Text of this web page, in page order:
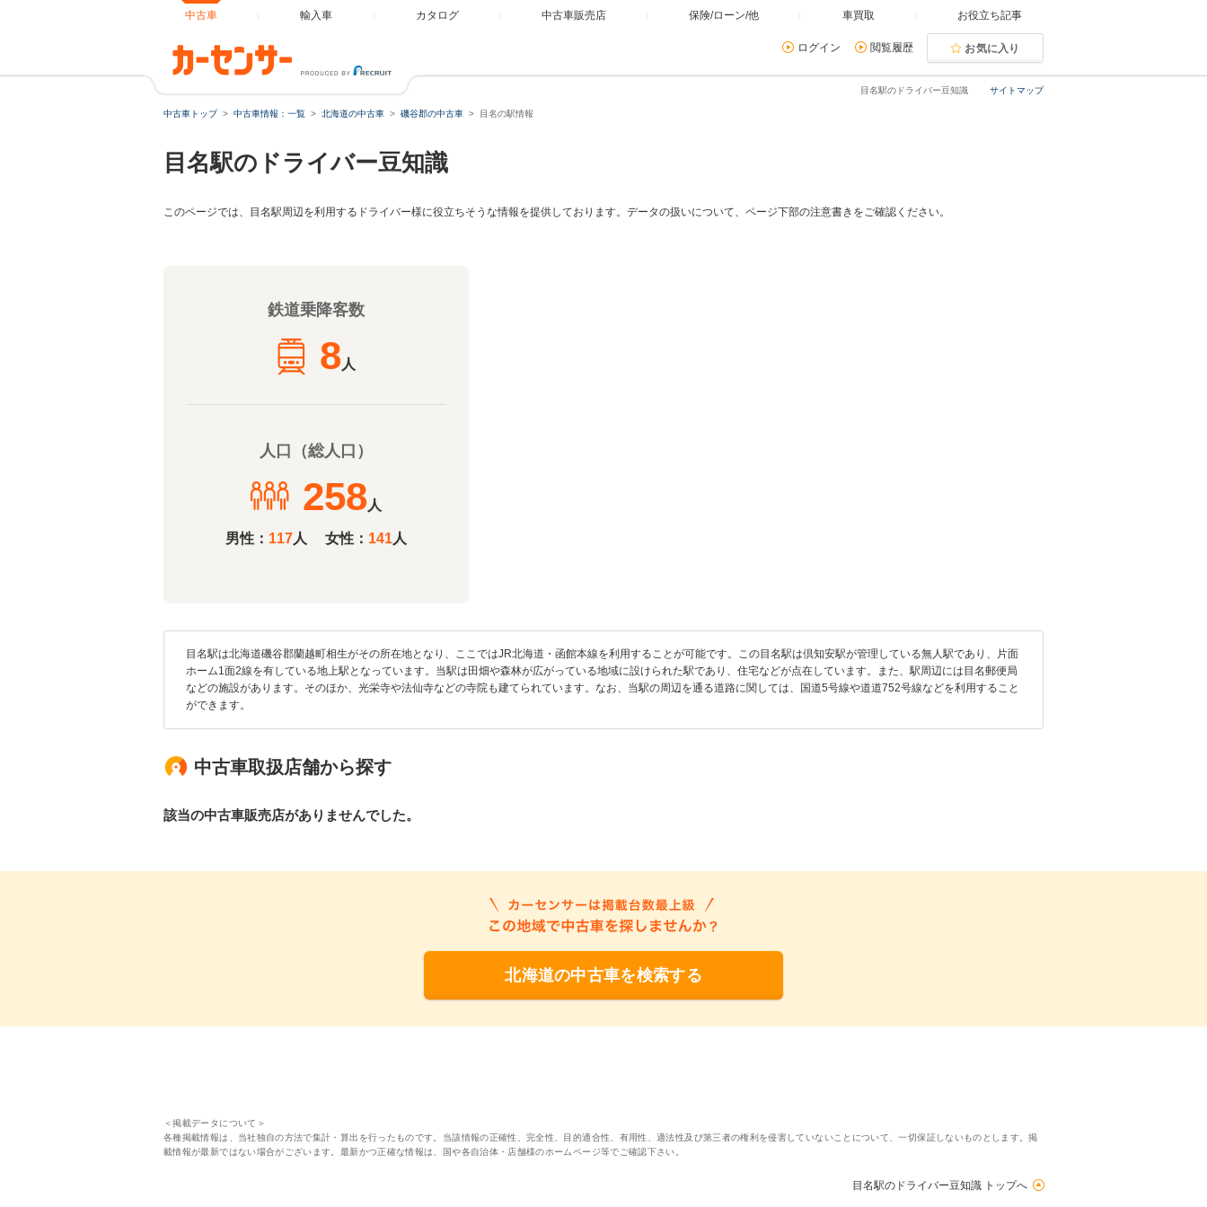
中古車 輸入車 カタログ 中古車販売店 保険/ローン/他 車買取 お役立ち記事
ログイン 閲覧履歴 お気に入り
サイトマップ
目名駅のドライバー豆知識
中古車トップ 中古車情報：一覧 北海道の中古車 磯谷郡の中古車 目名の駅情報
目名駅のドライバー豆知識
このページでは、目名駅周辺を利用するドライバー様に役立ちそうな情報を提供しております。データの扱いについて、ページ下部の注意書きをご確認ください。
鉄道乗降客数
8 人
人口（総人口）
258 人
男性： 117人 女性： 141人
目名駅は北海道磯谷郡蘭越町相生がその所在地となり、ここではJR北海道・函館本線を利用することが可能です。この目名駅は倶知安駅が管理している無人駅であり、片面
ホーム1面2線を有している地上駅となっています。当駅は田畑や森林が広がっている地域に設けられた駅であり、住宅などが点在しています。また、駅周辺には目名郵便局
などの施設があります。そのほか、光栄寺や法仙寺などの寺院も建てられています。なお、当駅の周辺を通る道路に関しては、国道5号線や道道752号線などを利用すること
ができます。
中古車取扱店舗から探す
該当の中古車販売店がありませんでした。
北海道の中古車を検索する
＜掲載データについて＞
各種掲載情報は、当社独自の方法で集計・算出を行ったものです。当該情報の正確性、完全性、目的適合性、有用性、適法性及び第三者の権利を侵害していないことについて、一切保証しないものとします。掲
載情報が最新ではない場合がございます。最新かつ正確な情報は、国や各自治体・店舗様のホームページ等でご確認下さい。
目名駅のドライバー豆知識 トップへ